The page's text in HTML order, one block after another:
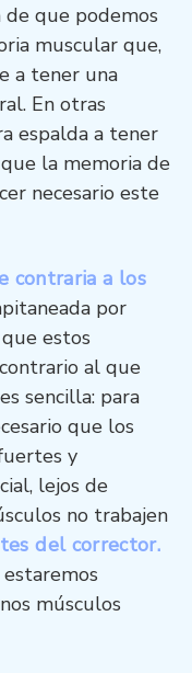
de que podemos
muscular que,
a tener una
En otras
espalda a tener
la memoria de
necesario este
contraria a los
por
estos
al que
sencilla: para
que los
y
lejos de
no trabajen
del corrector.
músculos